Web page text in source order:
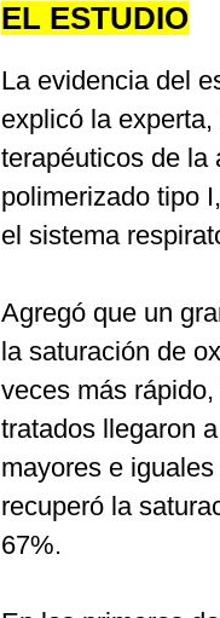
EL ESTUDIO
La evidencia del
explicó la
terapéuticos de la
polimerizado tipo
el sistema
Agregó que un
la saturación de
veces más
tratados llegaron
mayores e
recuperó la
67%.